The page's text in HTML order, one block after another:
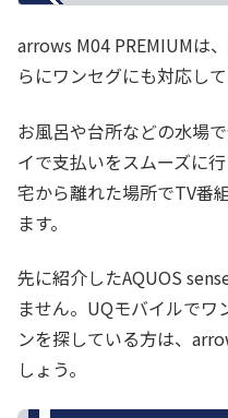
arrows M04 PREMIUMは
らにワンセグにも対応して
お風呂や台所などの水場
イで支払いをスムーズに
宅から離れた場所でTV番
ます。
先に紹介したAQUOS
ません。UQモバイルで
ンを探している方は、
しょう。